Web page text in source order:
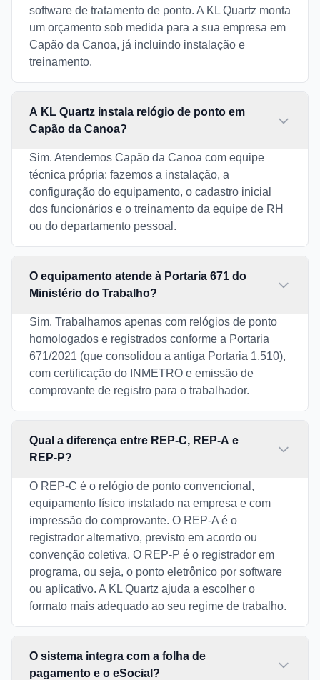
software de tratamento de ponto. A KL Quartz monta
um orçamento sob medida para a sua empresa em
Capão da Canoa, já incluindo instalação e
treinamento.
A KL Quartz instala relógio de ponto em
Capão da Canoa?
Sim. Atendemos Capão da Canoa com equipe
técnica própria: fazemos a instalação, a
configuração do equipamento, o cadastro inicial
dos funcionários e o treinamento da equipe de RH
ou do departamento pessoal.
O equipamento atende à Portaria 671 do
Ministério do Trabalho?
Sim. Trabalhamos apenas com relógios de ponto
homologados e registrados conforme a Portaria
671/2021 (que consolidou a antiga Portaria 1.510),
com certificação do INMETRO e emissão de
comprovante de registro para o trabalhador.
Qual a diferença entre REP-C, REP-A e
REP-P?
O REP-C é o relógio de ponto convencional,
equipamento físico instalado na empresa e com
impressão do comprovante. O REP-A é o
registrador alternativo, previsto em acordo ou
convenção coletiva. O REP-P é o registrador em
programa, ou seja, o ponto eletrônico por software
ou aplicativo. A KL Quartz ajuda a escolher o
formato mais adequado ao seu regime de trabalho.
O sistema integra com a folha de
pagamento e o eSocial?